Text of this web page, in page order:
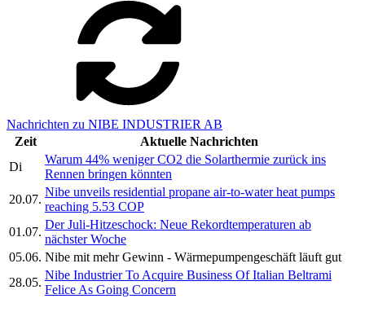
Nachrichten zu NIBE INDUSTRIER AB
Zeit
Aktuelle Nachrichten
Di
Warum 44% weniger CO2 die Solarthermie zurück ins
Rennen bringen könnten
20.07.
Nibe unveils residential propane air-to-water heat pumps
reaching 5.53 COP
01.07.
Der Juli-Hitzeschock: Neue Rekordtemperaturen ab
nächster Woche
05.06. Nibe mit mehr Gewinn - Wärmepumpengeschäft läuft gut
28.05.
Nibe Industrier To Acquire Business Of Italian Beltrami
Felice As Going Concern